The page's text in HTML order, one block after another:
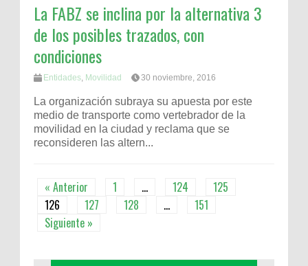
La FABZ se inclina por la alternativa 3
de los posibles trazados, con
condiciones
Entidades, Movilidad 30 noviembre, 2016
La organización subraya su apuesta por este
medio de transporte como vertebrador de la
movilidad en la ciudad y reclama que se
reconsideren las altern...
« Anterior 1 … 124
125
126
127 128 …
151
Siguiente »